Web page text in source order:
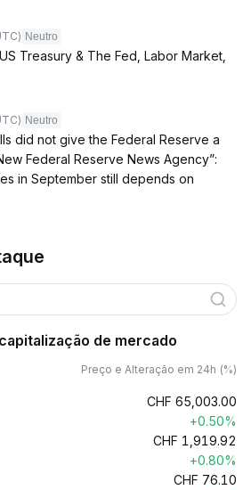
Neutro
Treasury & The Fed, Labor Market,
Neutro
did not give the Federal Reserve a
Federal Reserve News Agency”:
in September still depends on
de mercado
Preço e Alteração em 24h (%)
CHF 65,003.00
+0.50%
CHF 1,919.92
+0.80%
CHF 76.10